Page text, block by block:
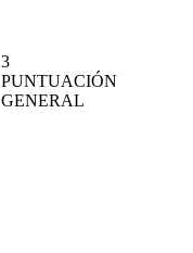
3
PUNTUACIÓN
GENERAL